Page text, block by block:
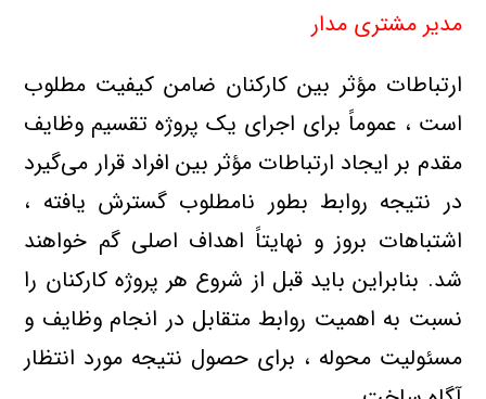
مدیر مشتری مدار
ارتباطات مؤثر بین کارکنان ضامن کیفیت مطلوب
است ، عموماً برای اجرای یک پروژه تقسیم وظایف
مقدم بر ایجاد ارتباطات مؤثر بین افراد قرار می‌گیرد
در نتیجه روابط بطور نامطلوب گسترش یافته ،
اشتباهات بروز و نهایتاً اهداف اصلی گم خواهند
شد. بنابراین باید قبل از شروع هر پروژه کارکنان را
نسبت به اهمیت روابط متقابل در انجام وظایف و
مسئولیت‌ محوله ، برای حصول نتیجه مورد انتظار